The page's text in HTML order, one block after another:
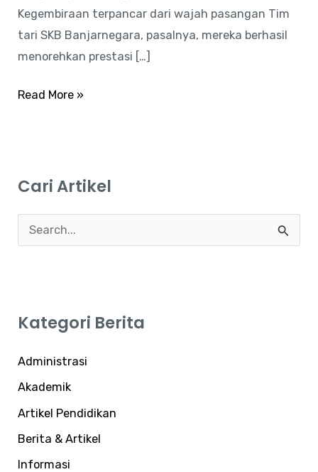
Cari Artikel
u
u
k
:
Kategori Berita
Administrasi
Akademik
Artikel Pendidikan
Berita & Artikel
Informasi
Kegembiraan terpancar dari wajah pasangan Tim
tari SKB Banjarnegara, pasalnya, mereka berhasil
menorehkan prestasi […]
Read More »